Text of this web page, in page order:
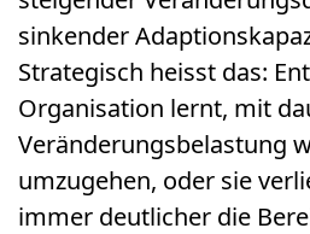
sinkender
Strategisch heisst das:
Organisation lernt, mit
Veränderungsbelastung
umzugehen, oder sie
immer deutlicher die